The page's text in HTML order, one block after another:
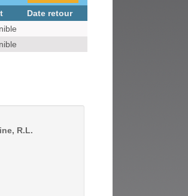
Date retour
R.L.